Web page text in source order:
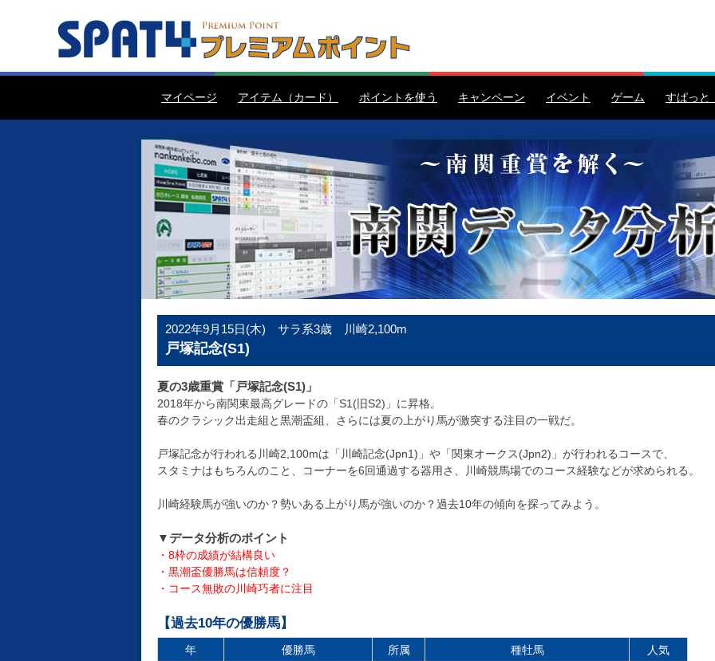
マイページ アイテム（カード） ポイントを使う キャンペーン イベント ゲーム すぱっと
2022年9月15日(木) サラ系3歳 川崎2,100m
戸塚記念(S1)
夏の3歳重賞「戸塚記念(S1)」
2018年から南関東最高グレードの「S1(旧S2)」に昇格。
春のクラシック出走組と黒潮盃組、さらには夏の上がり馬が激突する注目の一戦だ。
戸塚記念が行われる川崎2,100mは「川崎記念(Jpn1)」や「関東オークス(Jpn2)」が行われるコースで、
スタミナはもちろんのこと、コーナーを6回通過する器用さ、川崎競馬場でのコース経験などが求められる。
川崎経験馬が強いのか？勢いある上がり馬が強いのか？過去10年の傾向を探ってみよう。
▼データ分析のポイント
・8枠の成績が結構良い
・黒潮盃優勝馬は信頼度？
・コース無敗の川崎巧者に注目
【過去10年の優勝馬】
年 優勝馬 所属 種牡馬 人気